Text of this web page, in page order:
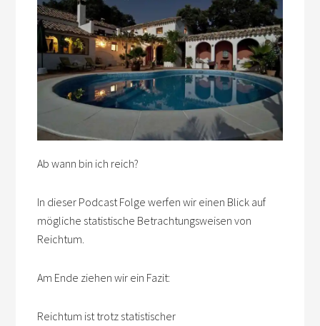
Ab wann bin ich reich?
In dieser Podcast Folge werfen wir einen Blick auf
mögliche statistische Betrachtungsweisen von
Reichtum.
Am Ende ziehen wir ein Fazit:
Reichtum ist trotz statistischer